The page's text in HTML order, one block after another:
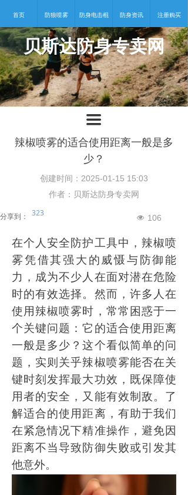
贝斯达防身专卖网
首页 防狼喷雾 防身电击棍 防身资讯 注册购买
넡
辣椒喷雾的适合使用距离一般是多
少？
在个人安全防护工具中，辣椒喷
雾凭借其强大的威慑与防御能
力，成为不少人在面对潜在危险
时的有效选择。然而，许多人在
使用辣椒喷雾时，常常困惑于一
个关键问题：它的适合使用距离
一般是多少？这个看似简单的问
题，实则关乎辣椒喷雾能否在关
键时刻发挥最大功效，既保障使
用者的安全，又能有效制敌。了
解适合的使用距离，有助于我们
在紧急情况下精准操作，避免因
距离不当导致防御失败或引发其
他意外。
넶 106
分享到： 323
创建时间： 2025-01-15 15:03
作者：贝斯达防身专卖网
끀